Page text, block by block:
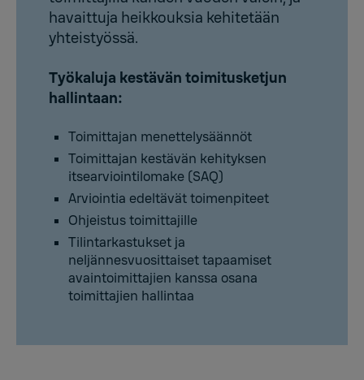
havaittuja heikkouksia kehitetään
yhteistyössä.
Työkaluja kestävän toimitusketjun
hallintaan:
Toimittajan menettelysäännöt
Toimittajan kestävän kehityksen
itsearviointilomake (SAQ)
Arviointia edeltävät toimenpiteet
Ohjeistus toimittajille
Tilintarkastukset ja
neljännesvuosittaiset tapaamiset
avaintoimittajien kanssa osana
toimittajien hallintaa